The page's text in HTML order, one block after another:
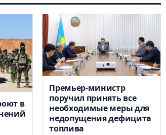
в
Премьер-министр
поручил принять все
необходимые меры для
недопущения дефицита
топлива